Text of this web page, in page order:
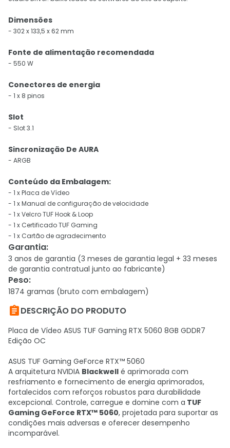
Dimensões
- 302 x 133,5 x 62 mm
Fonte de alimentação recomendada
- 550 W
Conectores de energia
- 1 x 8 pinos
Slot
- Slot 3.1
Sincronização De AURA
- ARGB
Conteúdo da Embalagem:
- 1 x Placa de Vídeo
- 1 x Manual de configuração de velocidade
- 1 x Velcro TUF Hook & Loop
- 1 x Certificado TUF Gaming
- 1 x Cartão de agradecimento
Garantia:
3 anos de garantia (3 meses de garantia legal + 33 meses
de garantia contratual junto ao fabricante)
Peso:
1874 gramas (bruto com embalagem)
DESCRIÇÃO DO PRODUTO
Placa de Vídeo ASUS TUF Gaming RTX 5060 8GB GDDR7
Edição OC
ASUS TUF Gaming GeForce RTX™ 5060
A arquitetura NVIDIA Blackwell é aprimorada com
resfriamento e fornecimento de energia aprimorados,
fortalecidos com reforços robustos para durabilidade
excepcional. Controle, carregue e domine com a TUF
Gaming GeForce RTX™ 5060, projetada para suportar as
condições mais adversas e oferecer desempenho
incomparável.